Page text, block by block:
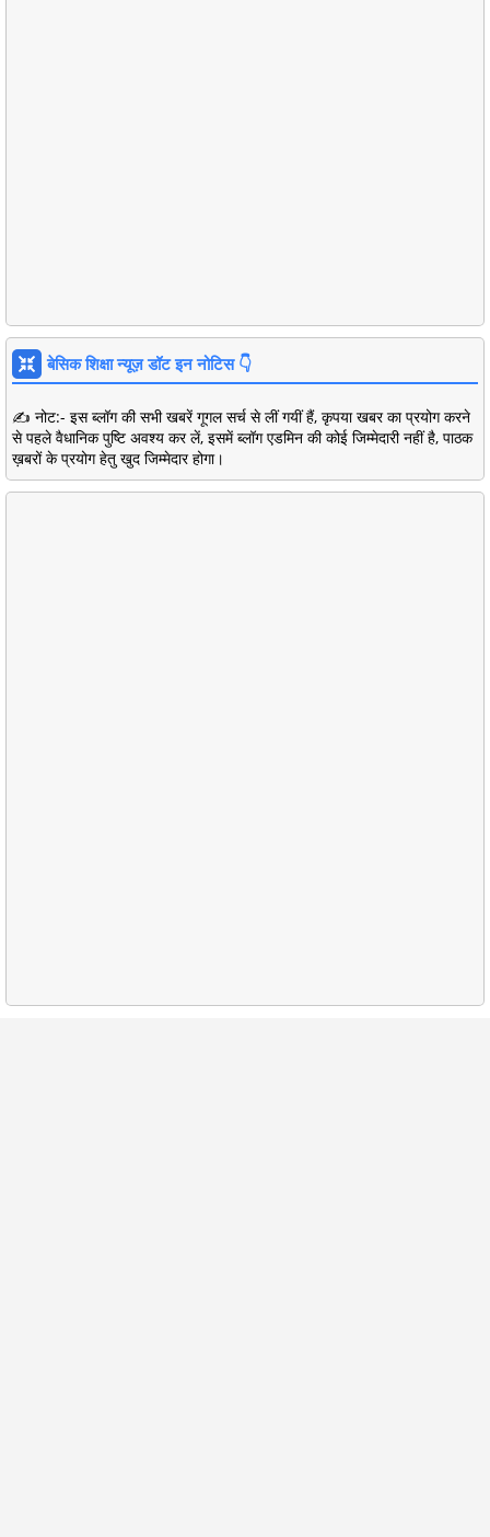
बेसिक शिक्षा न्यूज़ डॉट इन नोटिस 👇
✍️ नोट:- इस ब्लॉग की सभी खबरें गूगल सर्च से लीं गयीं हैं, कृपया खबर का प्रयोग करने
से पहले वैधानिक पुष्टि अवश्य कर लें, इसमें ब्लॉग एडमिन की कोई जिम्मेदारी नहीं है, पाठक
ख़बरों के प्रयोग हेतु खुद जिम्मेदार होगा।